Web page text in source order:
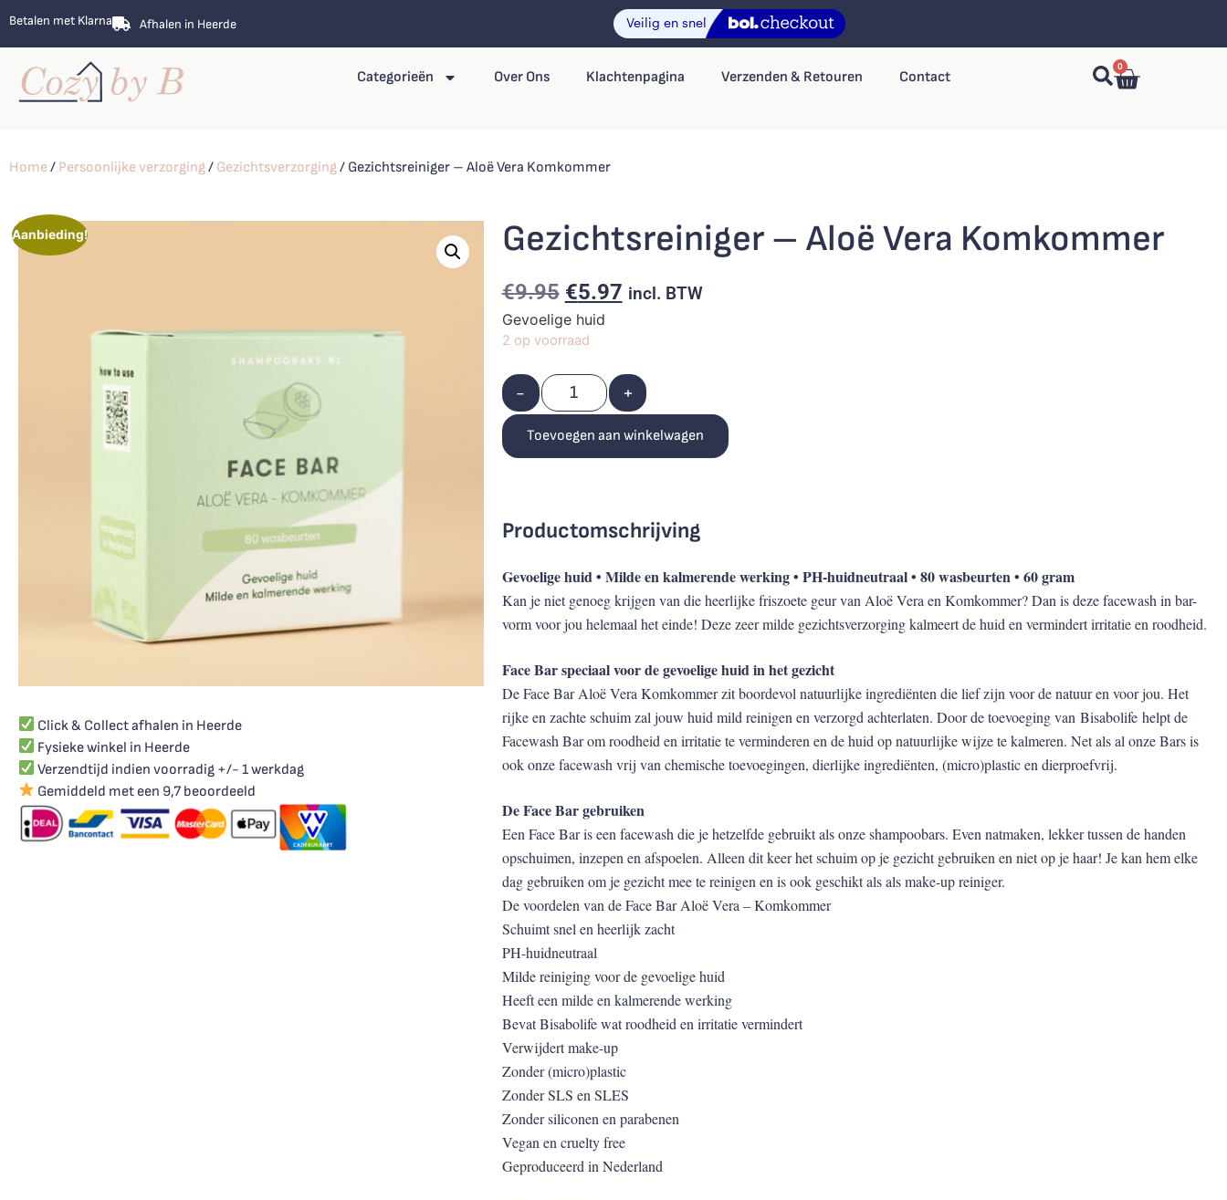
Betalen met Klarna Afhalen in Heerde
Categorieën Over Ons Klachtenpagina Verzenden & Retouren Contact
0
Home/ Persoonlijke verzorging/ Gezichtsverzorging/ Gezichtsreiniger – Aloë Vera Komkommer
Aanbieding!
Click & Collect afhalen in Heerde
Fysieke winkel in Heerde
Verzendtijd indien voorradig +/- 1 werkdag
Gemiddeld met een 9,7 beoordeeld
Gezichtsreiniger – Aloë Vera Komkommer
€9.95 €5.97 incl. BTW
Gevoelige huid
2 op voorraad
- +
Toevoegen aan winkelwagen
Productomschrijving
Gevoelige huid • Milde en kalmerende werking • PH-huidneutraal • 80 wasbeurten • 60 gram
Kan je niet genoeg krijgen van die heerlijke friszoete geur van Aloë Vera en Komkommer? Dan is deze facewash in bar-
vorm voor jou helemaal het einde! Deze zeer milde gezichtsverzorging kalmeert de huid en vermindert irritatie en roodheid.
Face Bar speciaal voor de gevoelige huid in het gezicht
De Face Bar Aloë Vera Komkommer zit boordevol natuurlijke ingrediënten die lief zijn voor de natuur en voor jou. Het
rijke en zachte schuim zal jouw huid mild reinigen en verzorgd achterlaten. Door de toevoeging van Bisabolifehelpt de
Facewash Bar om roodheid en irritatie te verminderen en de huid op natuurlijke wijze te kalmeren. Net als al onze Bars is
ook onze facewash vrij van chemische toevoegingen, dierlijke ingrediënten, (micro)plastic en dierproefvrij.
De Face Bar gebruiken
Een Face Bar is een facewash die je hetzelfde gebruikt als onze shampoobars. Even natmaken, lekker tussen de handen
opschuimen, inzepen en afspoelen. Alleen dit keer het schuim op je gezicht gebruiken en niet op je haar! Je kan hem elke
dag gebruiken om je gezicht mee te reinigen en is ook geschikt als als make-up reiniger.
De voordelen van de Face Bar Aloë Vera – Komkommer
Schuimt snel en heerlijk zacht
PH-huidneutraal
Milde reiniging voor de gevoelige huid
Heeft een milde en kalmerende werking
Bevat Bisabolife wat roodheid en irritatie vermindert
Verwijdert make-up
Zonder (micro)plastic
Zonder SLS en SLES
Zonder siliconen en parabenen
Vegan en cruelty free
Geproduceerd in Nederland